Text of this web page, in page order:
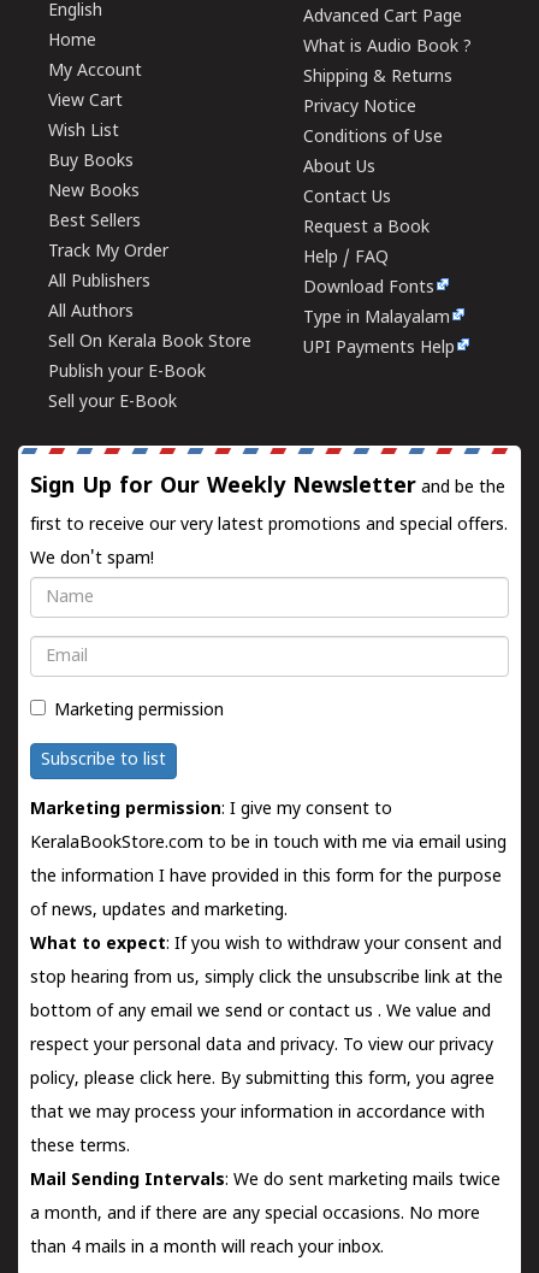
English
Home
My Account
View Cart
Wish List
Buy Books
New Books
Best Sellers
Track My Order
All Publishers
All Authors
Sell On Kerala Book Store
Publish your E-Book
Sell your E-Book
Advanced Cart Page
What is Audio Book ?
Shipping & Returns
Privacy Notice
Conditions of Use
About Us
Contact Us
Request a Book
Help / FAQ
Download Fonts
Type in Malayalam
UPI Payments Help
Sign Up for Our Weekly Newsletter and be the
first to receive our very latest promotions and special offers.
We don't spam!
Name
Email
Marketing permission
Subscribe to list
Marketing permission: I give my consent to
KeralaBookStore.com to be in touch with me via email using
the information I have provided in this form for the purpose
of news, updates and marketing.
What to expect: If you wish to withdraw your consent and
stop hearing from us, simply click the unsubscribe link at the
bottom of any email we send orcontact us . We value and
respect your personal data and privacy. To view our privacy
policy, please click here. By submitting this form, you agree
that we may process your information in accordance with
these terms.
Mail Sending Intervals: We do sent marketing mails twice
a month, and if there are any special occasions. No more
than 4 mails in a month will reach your inbox.